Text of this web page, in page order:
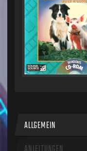
ALLGEMEIN